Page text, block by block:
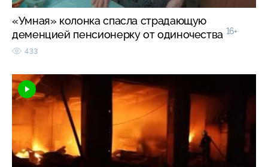
«Умная» колонка спасла страдающую
деменцией пенсионерку от одиночества 16+
433